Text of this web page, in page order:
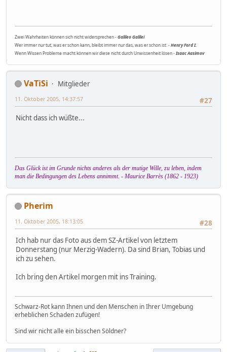
Zwei Wahrheiten können sich nicht widersprechen -Galileo Galilei
Wer immer nur tut, was er schon kann, bleibt immer nur das, was er schon ist. -Henry Ford I.
Wenn Wissen Probleme macht können wir diese nicht durch Unwissenheit lösen -Isaac Aasimov
VaTiSi
Mitglieder
#27
11. Oktober 2005, 14:37:57
Nicht dass ich wüßte...
Das Glück ist im Grunde nichts anderes als der mutige Wille, zu leben, indem
man die Bedingungen des Lebens annimmt. - Maurice Barrès (1862 - 1923)
Pherim
#28
11. Oktober 2005, 18:13:05
Ich hab nur das Foto aus dem SZ-Artikel von letztem
Donnerstang (nur Merzig-Wadern). Da sind Brian, Tobias und
ich zu sehen.
Ich bring den Artikel morgen mit ins Training.
Schwarz-Rot kann Ihnen und den Menschen in Ihrer Umgebung
erheblichen Schaden zufügen!
Sind wir nicht alle ein bisschen Söldner?